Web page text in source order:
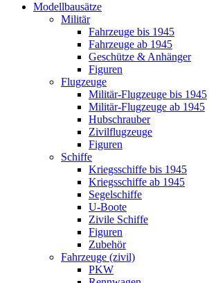
Modellbausätze
Militär
Fahrzeuge bis 1945
Fahrzeuge ab 1945
Geschütze & Anhänger
Figuren
Flugzeuge
Militär-Flugzeuge bis 1945
Militär-Flugzeuge ab 1945
Hubschrauber
Zivilflugzeuge
Figuren
Schiffe
Kriegsschiffe bis 1945
Kriegsschiffe ab 1945
Segelschiffe
U-Boote
Zivile Schiffe
Figuren
Zubehör
Fahrzeuge (zivil)
PKW